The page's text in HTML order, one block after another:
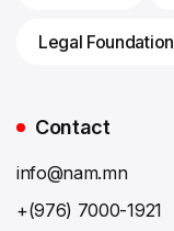
Legal Foundation
Contact
info@nam.mn
+(976) 7000-1921